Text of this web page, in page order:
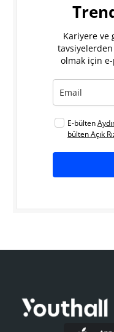
Kariyere ve
olmak için
E-bülten
bülten Açık